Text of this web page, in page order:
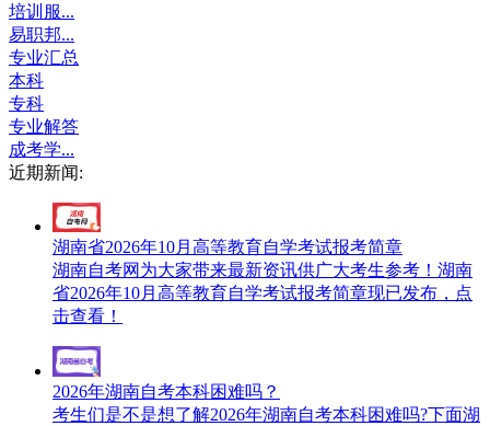
培训服...
易职邦...
专业汇总
本科
专科
专业解答
成考学...
近期新闻:
湖南省2026年10月高等教育自学考试报考简章
湖南自考网为大家带来最新资讯供广大考生参考！湖南
省2026年10月高等教育自学考试报考简章现已发布，点
击查看！
2026年湖南自考本科困难吗？
考生们是不是想了解2026年湖南自考本科困难吗?下面湖